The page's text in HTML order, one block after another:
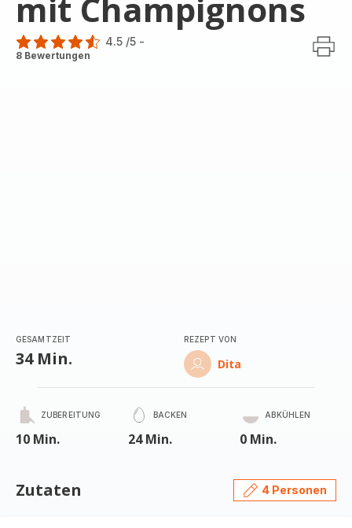
mit Champignons
ratings.4.5
4.5 /5 -
8 Bewertungen
GESAMTZEIT
34 Min.
REZEPT VON
Dita
ZUBEREITUNG
10 Min.
BACKEN
24 Min.
ABKÜHLEN
0 Min.
Zutaten 4 Personen